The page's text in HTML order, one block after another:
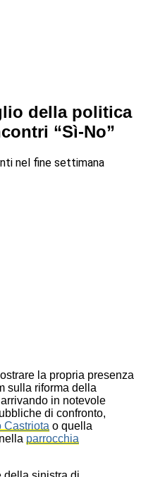
della politica
“Sì-No”
nel fine settimana
la propria presenza
sulla riforma della
in notevole
di confronto,
Castriota o quella
parrocchia